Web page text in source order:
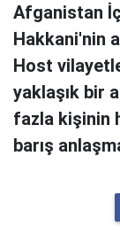
Afganistan
Hakkani'nin
Host
yaklaşık bir
fazla kişinin
barış